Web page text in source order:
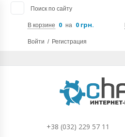
Поиск по сайту
В корзине 0 на 0 грн.
Войти / Регистрация
+38 (032) 229 57 11